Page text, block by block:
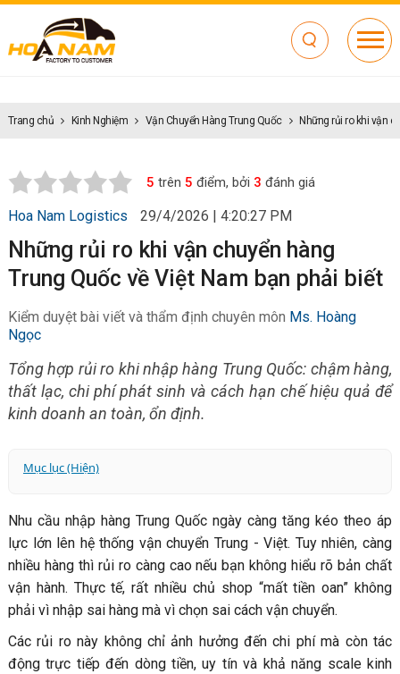
Trang chủ Kinh Nghiệm Vận Chuyển Hàng Trung Quốc Những rủi ro khi vận
5 trên 5 điểm, bởi 3 đánh giá
Hoa Nam Logistics 29/4/2026 | 4:20:27 PM
Những rủi ro khi vận chuyển hàng
Trung Quốc về Việt Nam bạn phải biết
Kiểm duyệt bài viết và thẩm định chuyên môn Ms. Hoàng
Ngọc
Tổng hợp rủi ro khi nhập hàng Trung Quốc: chậm hàng,
thất lạc, chi phí phát sinh và cách hạn chế hiệu quả để
kinh doanh an toàn, ổn định.
Mục lục (Hiện)
chuyển
2. Rủi ro chậm hàng, tắc biên ảnh hưởng kinh doanh
3. Rủi ro sai sót chứng từ và thủ tục hải quan
4. Rủi ro chi phí phát sinh và biến động tỷ giá
5. Rủi ro từ việc chọn sai đơn vị vận chuyển
Cách hạn chế rủi ro khi vận chuyển hàng Trung – Việt
nhanh và an toàn
Nhu cầu nhập hàng Trung Quốc ngày càng tăng kéo theo áp
lực lớn lên hệ thống vận chuyển Trung - Việt. Tuy nhiên, càng
nhiều hàng thì rủi ro càng cao nếu bạn không hiểu rõ bản chất
vận hành. Thực tế, rất nhiều chủ shop “mất tiền oan” không
phải vì nhập sai hàng mà vì chọn sai cách vận chuyển.
Các rủi ro này không chỉ ảnh hưởng đến chi phí mà còn tác
động trực tiếp đến dòng tiền, uy tín và khả năng scale kinh